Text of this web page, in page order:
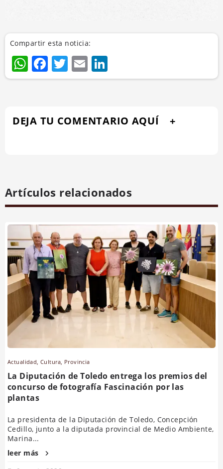
Compartir esta noticia:
WhatsApp
Facebook
Twitter
Email
DEJA TU COMENTARIO AQUÍ
Artículos relacionados
Actualidad,Cultura, Provincia
La Diputación de Toledo entrega los premios del
concurso de fotografía Fascinación por las
plantas
La presidenta de la Diputación de Toledo, Concepción
Cedillo, junto a la diputada provincial de Medio Ambiente,
Marina...
leer más